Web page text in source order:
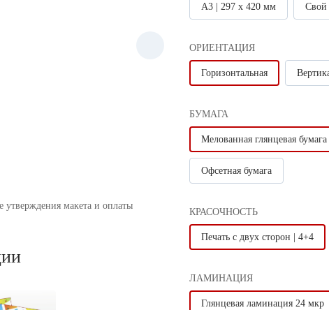
утверждения макета и оплаты
А3 | 297 х 420 мм Свой
ОРИЕНТАЦИЯ
Горизонтальная
БУМАГА
Мелованная глянцевая бумага
Офсетная бумага
КРАСОЧНОСТЬ
Печать с двух сторон | 4+4
ЛАМИНАЦИЯ
Глянцевая ламинация 24 мкр